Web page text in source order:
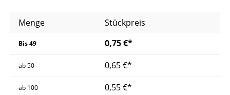
Menge Stückpreis
Bis49 0,75 €*
ab50 0,65 €*
ab 100 0,55 €*